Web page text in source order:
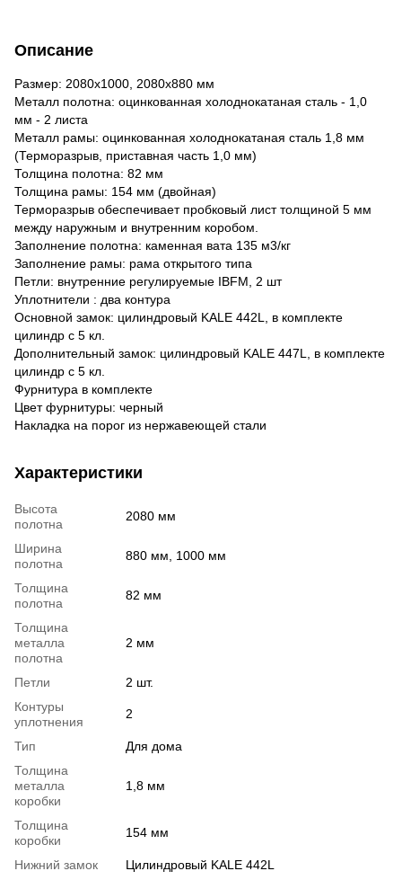
Описание
Размер: 2080х1000, 2080х880 мм
Металл полотна: оцинкованная холоднокатаная сталь - 1,0
мм - 2 листа
Металл рамы: оцинкованная холоднокатаная сталь 1,8 мм
(Терморазрыв, приставная часть 1,0 мм)
Толщина полотна: 82 мм
Толщина рамы: 154 мм (двойная)
Терморазрыв обеспечивает пробковый лист толщиной 5 мм
между наружным и внутренним коробом.
Заполнение полотна: каменная вата 135 м3/кг
Заполнение рамы: рама открытого типа
Петли: внутренние регулируемые IBFM, 2 шт
Уплотнители : два контура
Основной замок: цилиндровый KALE 442L, в комплекте
цилиндр с 5 кл.
Дополнительный замок: цилиндровый KALE 447L, в комплекте
цилиндр с 5 кл.
Фурнитура в комплекте
Цвет фурнитуры: черный
Накладка на порог из нержавеющей стали
Характеристики
Высота
полотна
2080 мм
Ширина
полотна
880 мм, 1000 мм
Толщина
полотна
82 мм
Толщина
металла
полотна
2 мм
Петли
2 шт.
Контуры
уплотнения
2
Тип
Для дома
Толщина
металла
коробки
1,8 мм
Толщина
коробки
154 мм
Нижний замок
Цилиндровый KALE 442L